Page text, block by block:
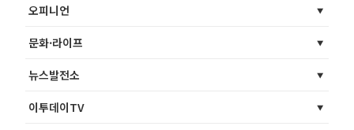
오피니언
문화·라이프
뉴스발전소
이투데이TV